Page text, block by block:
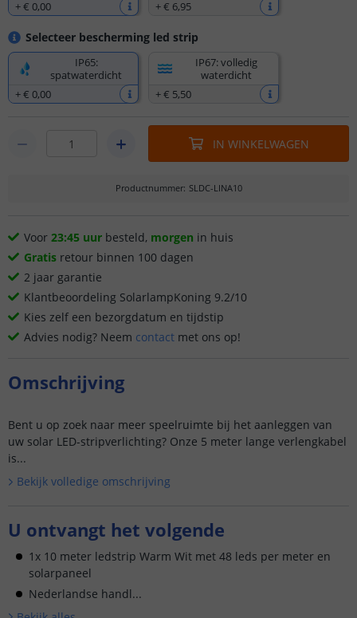
+€ 0,00
+€ 6,95
Selecteer bescherming led strip
IP65:
spatwaterdicht
+€ 0,00
IP67: volledig
waterdicht
+€ 5,50
IN WINKELWAGEN
Productnummer: SLDC-LINA10
Voor 23:45 uur besteld, morgen in huis
Gratis retour binnen 100 dagen
2 jaar garantie
Klantbeoordeling SolarlampKoning 9.2/10
Kies zelf een bezorgdatum en tijdstip
Advies nodig? Neem contact met ons op!
Omschrijving
Bent u op zoek naar meer speelruimte bij het aanleggen van
uw solar LED-stripverlichting? Onze 5 meter lange verlengkabel
is...
Bekijk volledige omschrijving
U ontvangt het volgende
1x 10 meter ledstrip Warm Wit met 48 leds per meter en
solarpaneel
Nederlandse handl...